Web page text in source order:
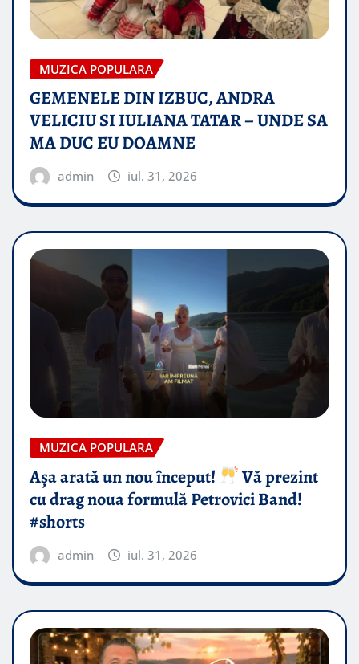
MUZICA POPULARA
GEMENELE DIN IZBUC, ANDRA
VELICIU SI IULIANA TATAR – UNDE SA
MA DUC EU DOAMNE
admin iul. 31, 2026
MUZICA POPULARA
Așa arată un nou început!
Vă prezint
cu drag noua formulă Petrovici Band!
#shorts
admin iul. 31, 2026